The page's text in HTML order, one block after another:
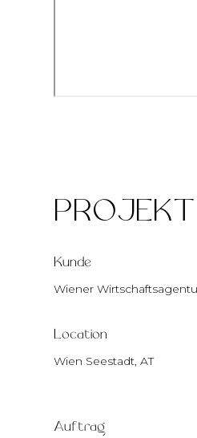
Kunde
Wiener
Location
Wien Seestadt, AT
Auftrag